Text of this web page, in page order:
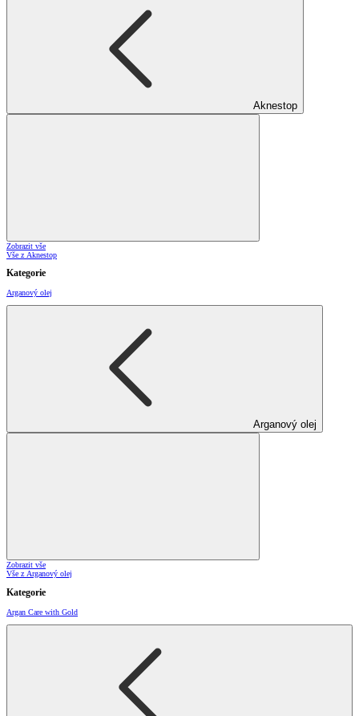
Aknestop
Zobrazit vše
Vše z Aknestop
Kategorie
Arganový olej
Arganový olej
Zobrazit vše
Vše z Arganový olej
Kategorie
Argan Care with Gold